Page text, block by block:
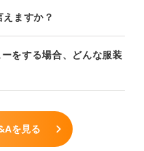
ますか？
をする場合、どんな服装
を見る